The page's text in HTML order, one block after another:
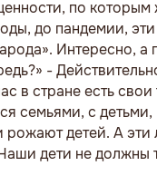
по которым
до пандемии, эти
Интересно, а
-
в стране есть
семьями, с детьми,
рожают детей. А
дети не должны